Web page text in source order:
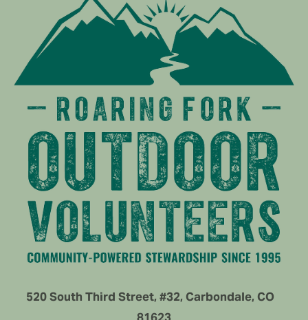
520 South Third Street, #32, Carbondale, CO